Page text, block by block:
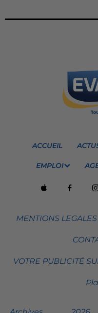
ACCUEIL
EMPLOI
MENTIONS LEGALES
VOTRE PUBLICITÉ